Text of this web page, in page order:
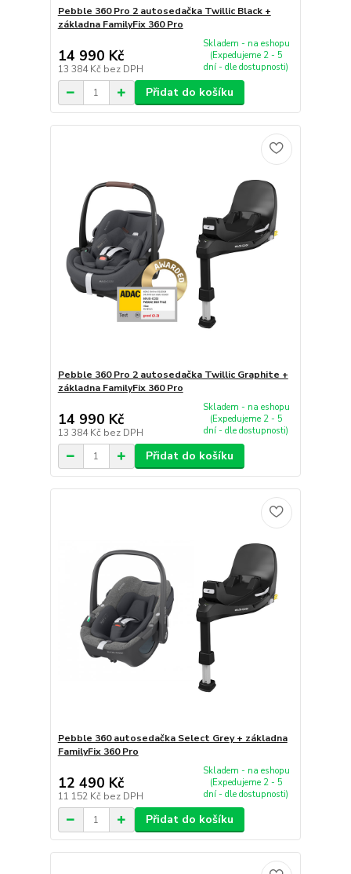
Pebble 360 Pro 2 autosedačka Twillic Black +
základna FamilyFix 360 Pro
14 990 Kč
13 384 Kč bez DPH
Skladem - na eshopu
(Expedujeme 2 - 5
dní - dle dostupnosti)
Přidat do košíku
Pebble 360 Pro 2 autosedačka Twillic Graphite +
základna FamilyFix 360 Pro
14 990 Kč
13 384 Kč bez DPH
Skladem - na eshopu
(Expedujeme 2 - 5
dní - dle dostupnosti)
Přidat do košíku
Pebble 360 autosedačka Select Grey + základna
FamilyFix 360 Pro
12 490 Kč
11 152 Kč bez DPH
Skladem - na eshopu
(Expedujeme 2 - 5
dní - dle dostupnosti)
Přidat do košíku